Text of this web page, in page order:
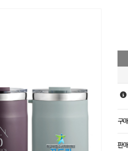
구
판